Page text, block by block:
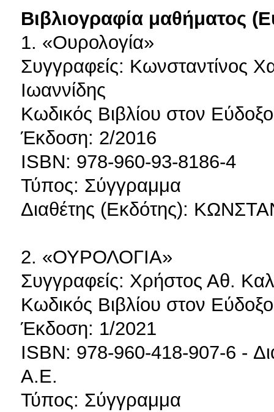
Βιβλιογραφία μαθήματος
1. «Ουρολογία»
Συγγραφείς: Κωνσταντίνος
Ιωαννίδης
Κωδικός Βιβλίου στον
Έκδοση: 2/2016
ISBN: 978-960-93-8186-4
Τύπος: Σύγγραμμα
Διαθέτης (Εκδότης):
2. «ΟΥΡΟΛΟΓΙΑ»
Συγγραφείς: Χρήστος Αθ.
Κωδικός Βιβλίου στον
Έκδοση: 1/2021
ISBN: 978-960-418-907-6 -
Α.Ε.
Τύπος: Σύγγραμμα